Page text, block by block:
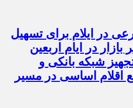
فرعی در ایلام برای تسهیل
در ایام اربعین
تجهیز شبکه بانکی و
اقلام اساسی در مسیر